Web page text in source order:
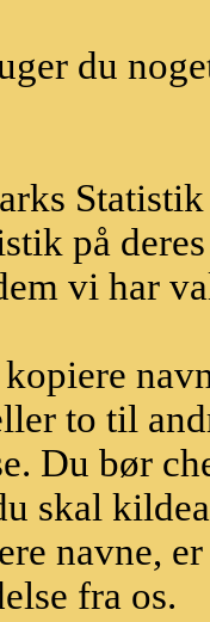
du
på
vi har
to til
Du bør
skal
navne,
fra os.